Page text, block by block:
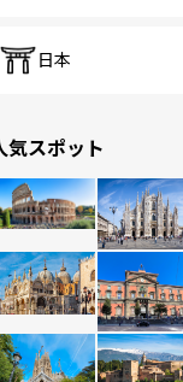
日本
気スポット